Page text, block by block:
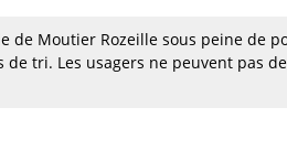
de Moutier Rozeille sous peine de
de tri. Les usagers ne peuvent pas